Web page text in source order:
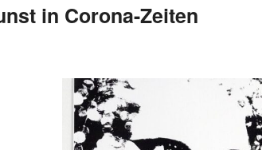
in Corona-Zeiten